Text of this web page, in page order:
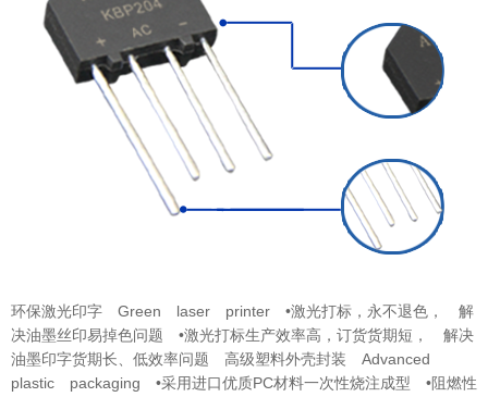
环保激光印字 Green laser printer •激光打标，永不退色，
解
决油墨丝印易掉色问题 •激光打标生产效率高，订货货期短，
解决
油墨印字货期长、低效率问题
高级塑料外壳封装
Advanced
plastic packaging
•采用进口优质PC材料一次性烧注成型
•阻燃性